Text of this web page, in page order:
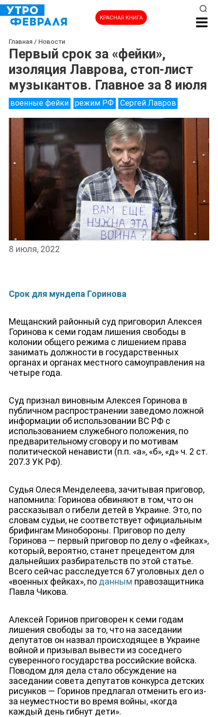
КРАСНАЯ КНИГА
Главная / Новости
Первый срок за «фейки»,
изоляция Лаврова, стоп-лист
музыкантов. Главное за 8 июля
военные фейки режим РФ Сергей Лавров
8 июля, 2022
Срок для мундепа Горинова
Мещанский районный суд приговорил Алексея
Горинова к семи годам лишения свободы в
колонии общего режима с лишением права
занимать должности в государственных
органах и органах местного самоуправления на
четыре года.
Суд признал виновным Алексея Горинова в
публичном распространении заведомо ложной
информации об использовании ВС РФ с
использованием служебного положения, по
предварительному сговору и по мотивам
политической ненависти (п.п. «а», «б», «д» ч. 2 ст.
207.3 УК РФ).
Судья Олеся Менделеева, зачитывая приговор,
напомнила: Горинова обвиняют в том, что он
рассказывал о гибели детей в Украине. Это, по
словам судьи, не соответствует официальным
брифингам Минобороны. Приговор по делу
Горинова — первый приговор по делу о «фейках»,
который, вероятно, станет прецедентом для
дальнейших разбирательств по этой статье.
Всего сейчас расследуется 67 уголовных дел о
«военных фейках», по данным правозащитника
Павла Чикова.
Алексей Горинов приговорен к семи годам
лишения свободы за то, что на заседании
депутатов он назвал происходящее в Украине
войной и призывал вывести из соседнего
суверенного государства российские войска.
Поводом для дела стало обсуждение на
заседании совета депутатов конкурса детских
рисунков — Горинов предлагал отменить его из-
за неуместности во время войны, «когда
каждый день гибнут дети».